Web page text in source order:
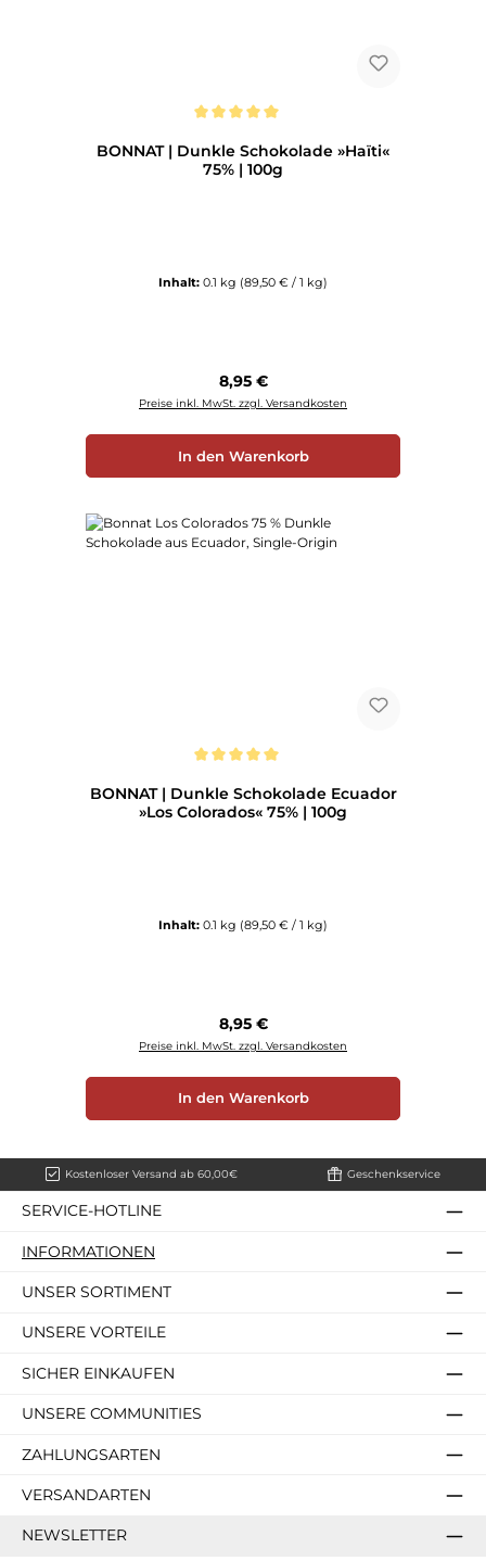
BONNAT | Dunkle Schokolade »Haïti«
75% | 100g
Inhalt: 0.1 kg (89,50 € / 1 kg)
Regulärer Preis:
8,95 €
Preise inkl. MwSt. zzgl. Versandkosten
In den Warenkorb
BONNAT | Dunkle Schokolade Ecuador
»Los Colorados« 75% | 100g
Inhalt: 0.1 kg (89,50 € / 1 kg)
Regulärer Preis:
8,95 €
Preise inkl. MwSt. zzgl. Versandkosten
In den Warenkorb
Kostenloser Versand ab 60,00€ Geschenkservice
SERVICE-HOTLINE
INFORMATIONEN
UNSER SORTIMENT
UNSERE VORTEILE
SICHER EINKAUFEN
UNSERE COMMUNITIES
ZAHLUNGSARTEN
VERSANDARTEN
NEWSLETTER